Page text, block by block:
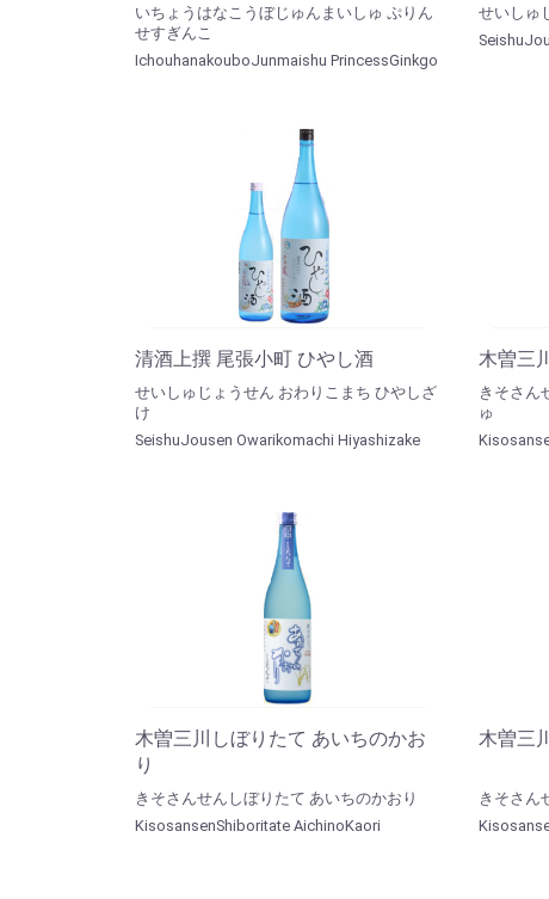
いちょうはなこうぼじゅんまいしゅ ぷりん
せすぎんこ
IchouhanakouboJunmaishu PrincessGinkgo
せいしゅ
清酒上撰 尾張小町 ひやし酒
せいしゅじょうせん おわりこまち ひやしざ
け
SeishuJousen Owarikomachi Hiyashizake
木曽三
きそさん
ゅ
木曽三川しぼりたて あいちのかお
り
きそさんせんしぼりたて あいちのかおり
KisosansenShiboritate AichinoKaori
木曽三
きそさん